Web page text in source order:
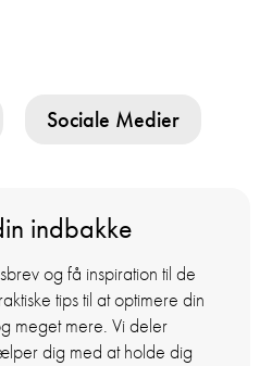
Sociale Medier
indbakke
og få inspiration til de
tips til at optimere din
meget mere. Vi deler
dig med at holde dig